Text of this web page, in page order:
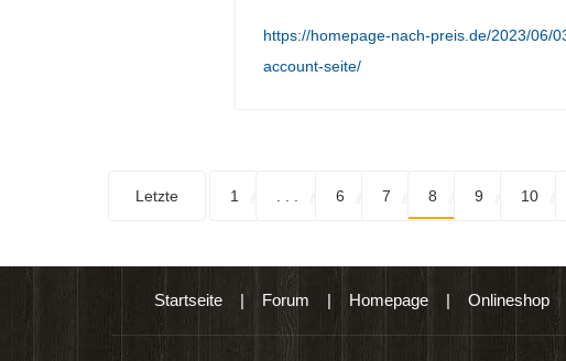
https://homepage-nach-preis.de/2023/06/
account-seite/
Letzte 1 6 7 8 9 10
Startseite| Forum | Homepage| Onlineshop